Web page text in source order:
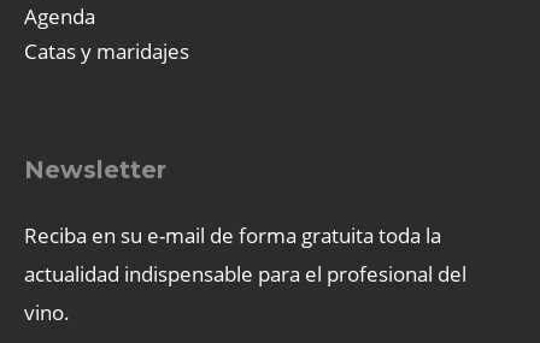
Agenda
Catas y maridajes
Newsletter
Reciba en su e-mail de forma gratuita toda la
actualidad indispensable para el profesional del
vino.